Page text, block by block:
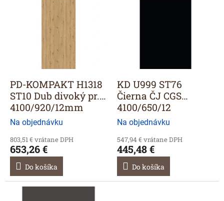
d
k
v
PD-KOMPAKT H1318
ST10 Dub divoký pr.
4100/920/12mm
Na objednávku
803,51 € vrátane DPH
653,26 €
Do košíka
KD U999 ST76
Čierna ČJ CGS
4100/650/12
Na objednávku
547,94 € vrátane DPH
445,48 €
Do košíka